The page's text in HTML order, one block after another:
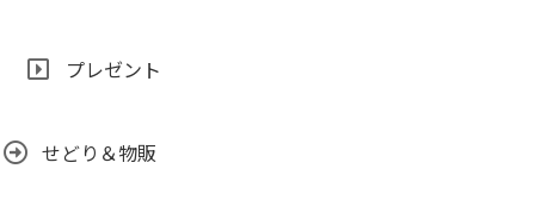
プレゼント
せどり＆物販